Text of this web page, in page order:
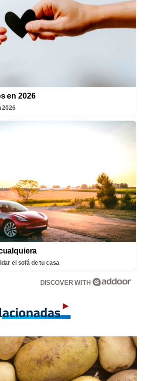
en 2026
2026
el sofá de tu casa
DISCOVER WITH